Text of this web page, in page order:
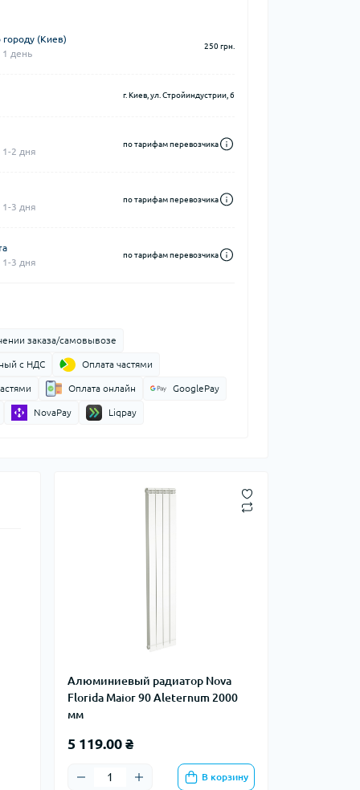
(Киев)
день
250 грн.
г. Киев, ул. Стройиндустрии, 6
2 дня
по тарифам перевозчика
3 дня
по тарифам перевозчика
3 дня
по тарифам перевозчика
заказа/самовывозе
с НДС Оплата частями
Оплата онлайн GooglePay
NovaPay Liqpay
Алюминиевый радиатор Nova
Florida Maior 90 Aleternum 2000
мм
5 119.00 ₴
В корзину